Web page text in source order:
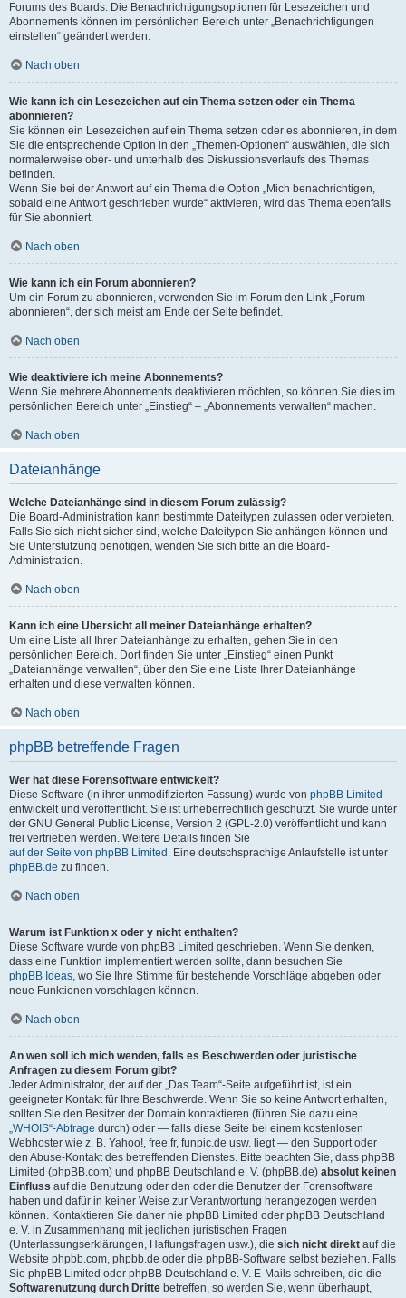
Forums des Boards. Die Benachrichtigungsoptionen für Lesezeichen und
Abonnements können im persönlichen Bereich unter „Benachrichtigungen
einstellen“ geändert werden.
Nach oben
Wie kann ich ein Lesezeichen auf ein Thema setzen oder ein Thema
abonnieren?
Sie können ein Lesezeichen auf ein Thema setzen oder es abonnieren, in dem
Sie die entsprechende Option in den „Themen-Optionen“ auswählen, die sich
normalerweise ober- und unterhalb des Diskussionsverlaufs des Themas
befinden.
Wenn Sie bei der Antwort auf ein Thema die Option „Mich benachrichtigen,
sobald eine Antwort geschrieben wurde“ aktivieren, wird das Thema ebenfalls
für Sie abonniert.
Nach oben
Wie kann ich ein Forum abonnieren?
Um ein Forum zu abonnieren, verwenden Sie im Forum den Link „Forum
abonnieren“, der sich meist am Ende der Seite befindet.
Nach oben
Wie deaktiviere ich meine Abonnements?
Wenn Sie mehrere Abonnements deaktivieren möchten, so können Sie dies im
persönlichen Bereich unter „Einstieg“ – „Abonnements verwalten“ machen.
Nach oben
Dateianhänge
Welche Dateianhänge sind in diesem Forum zulässig?
Die Board-Administration kann bestimmte Dateitypen zulassen oder verbieten.
Falls Sie sich nicht sicher sind, welche Dateitypen Sie anhängen können und
Sie Unterstützung benötigen, wenden Sie sich bitte an die Board-
Administration.
Nach oben
Kann ich eine Übersicht all meiner Dateianhänge erhalten?
Um eine Liste all Ihrer Dateianhänge zu erhalten, gehen Sie in den
persönlichen Bereich. Dort finden Sie unter „Einstieg“ einen Punkt
„Dateianhänge verwalten“, über den Sie eine Liste Ihrer Dateianhänge
erhalten und diese verwalten können.
Nach oben
phpBB betreffende Fragen
Wer hat diese Forensoftware entwickelt?
Diese Software (in ihrer unmodifizierten Fassung) wurde von phpBB Limited
entwickelt und veröffentlicht. Sie ist urheberrechtlich geschützt. Sie wurde unter
der GNU General Public License, Version 2 (GPL-2.0) veröffentlicht und kann
frei vertrieben werden. Weitere Details finden Sie
auf der Seite von phpBB Limited . Eine deutschsprachige Anlaufstelle ist unter
phpBB.de zu finden.
Nach oben
Warum ist Funktion x oder y nicht enthalten?
Diese Software wurde von phpBB Limited geschrieben. Wenn Sie denken,
dass eine Funktion implementiert werden sollte, dann besuchen Sie
phpBB Ideas, wo Sie Ihre Stimme für bestehende Vorschläge abgeben oder
neue Funktionen vorschlagen können.
Nach oben
An wen soll ich mich wenden, falls es Beschwerden oder juristische
Anfragen zu diesem Forum gibt?
Jeder Administrator, der auf der „Das Team“-Seite aufgeführt ist, ist ein
geeigneter Kontakt für Ihre Beschwerde. Wenn Sie so keine Antwort erhalten,
sollten Sie den Besitzer der Domain kontaktieren (führen Sie dazu eine
„WHOIS“-Abfrage durch) oder — falls diese Seite bei einem kostenlosen
Webhoster wie z. B. Yahoo!, free.fr, funpic.de usw. liegt — den Support oder
den Abuse-Kontakt des betreffenden Dienstes. Bitte beachten Sie, dass phpBB
Limited (phpBB.com) und phpBB Deutschland e. V. (phpBB.de) absolut keinen
Einfluss auf die Benutzung oder den oder die Benutzer der Forensoftware
haben und dafür in keiner Weise zur Verantwortung herangezogen werden
können. Kontaktieren Sie daher nie phpBB Limited oder phpBB Deutschland
e. V. in Zusammenhang mit jeglichen juristischen Fragen
(Unterlassungserklärungen, Haftungsfragen usw.), die sich nicht direkt auf die
Website phpbb.com, phpbb.de oder die phpBB-Software selbst beziehen. Falls
Sie phpBB Limited oder phpBB Deutschland e. V. E-Mails schreiben, die die
Softwarenutzung durch Dritte betreffen, so werden Sie, wenn überhaupt,